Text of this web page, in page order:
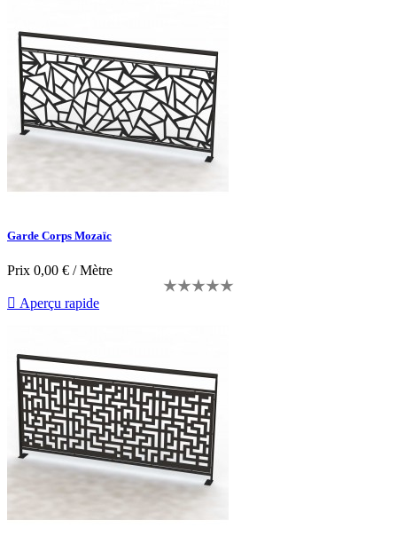
Garde Corps Mozaïc
Prix 0,00 € / Mètre
 Aperçu rapide